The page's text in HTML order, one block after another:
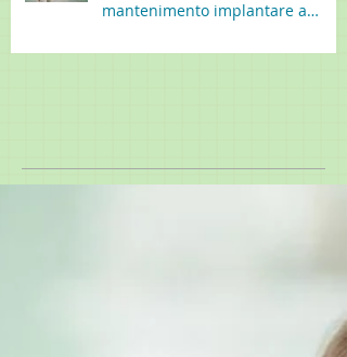
mantenimento implantare a